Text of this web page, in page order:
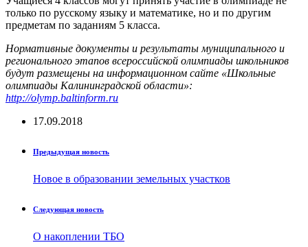
только по русскому языку и математике, но и по другим
предметам по заданиям 5 класса.
Нормативные документы и результаты муниципального и
регионального этапов всероссийской олимпиады школьников
будут размещены на информационном сайте «Школьные
олимпиады Калининградской области»:
http://olymp.baltinform.ru
17.09.2018
Предыдущая новость
Новое в образовании земельных участков
Следующая новость
О накоплении ТБО